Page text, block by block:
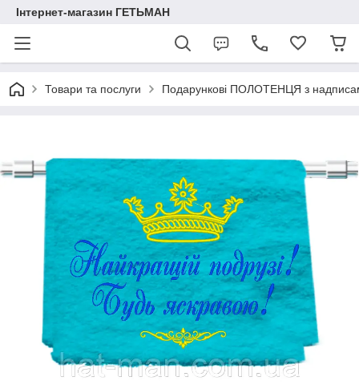
Інтернет-магазин ГЕТЬМАН
Товари та послуги Подарункові ПОЛОТЕНЦЯ з